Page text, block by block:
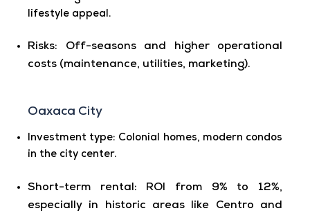
lifestyle appeal.
Risks: Off-seasons and higher operational
costs (maintenance, utilities, marketing).
Oaxaca City
Investment type: Colonial homes, modern condos
in the city center.
Short-term rental: ROI from 9% to 12%,
especially in historic areas like Centro and